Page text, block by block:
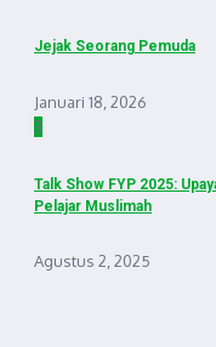
Jejak Seorang Pemuda
Januari 18, 2026
3
Talk Show FYP 2025:
Pelajar Muslimah
Agustus 2, 2025